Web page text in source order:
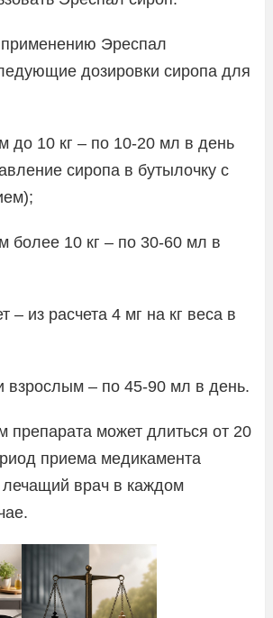
применению Эреспал
дозировки сиропа для
до 10 кг – по 10-20 мл в день
сиропа в бутылочку с
более 10 кг – по 30-60 мл в
– из расчета 4 мг на кг веса в
взрослым – по 45-90 мл в день.
препарата может длиться от 20
приема медикамента
лечащий врач в каждом